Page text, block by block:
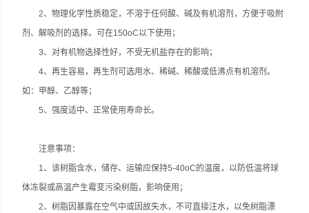
2、物理化学性质稳定，不溶于任何酸、碱及有机溶剂，方便于吸附
剂、解吸剂的选择。可在150oC以下使用；
3、对有机物选择性好，不受无机盐存在的影响；
4、再生容易，再生剂可选用水、稀碱、稀酸或低沸点有机溶剂。
如：甲醇、乙醇等；
5、强度适中、正常使用寿命长。
注意事项：
1、该树脂含水，储存、运输应保持5-40oC的温度，以防低温将球
体冻裂或高温产生霉变污染树脂，影响使用；
2、树脂因暴露在空气中或因故失水，不可直接注水，以免树脂漂